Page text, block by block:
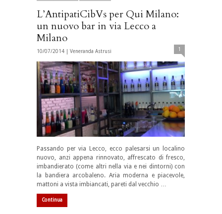
L’AntipatiCibVs per Qui Milano:
un nuovo bar in via Lecco a
Milano
10/07/2014 | Veneranda Astrusi 1
Passando per via Lecco, ecco palesarsi un localino
nuovo, anzi appena rinnovato, affrescato di fresco,
imbandierato (come altri nella via e nei dintorni) con
la bandiera arcobaleno. Aria moderna e piacevole,
mattoni a vista imbiancati, pareti dal vecchio …
Continua